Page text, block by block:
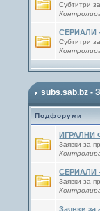
Субтитри
СЕРИАЛИ
Субтитри
subs.sab.bz
Подфоруми
ИГРАЛНИ
Заявки за
СЕРИАЛИ
Заявки за
Заявки за